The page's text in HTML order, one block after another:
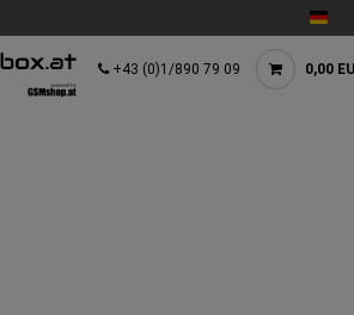
+43 (0)1/890 79 09 0,00